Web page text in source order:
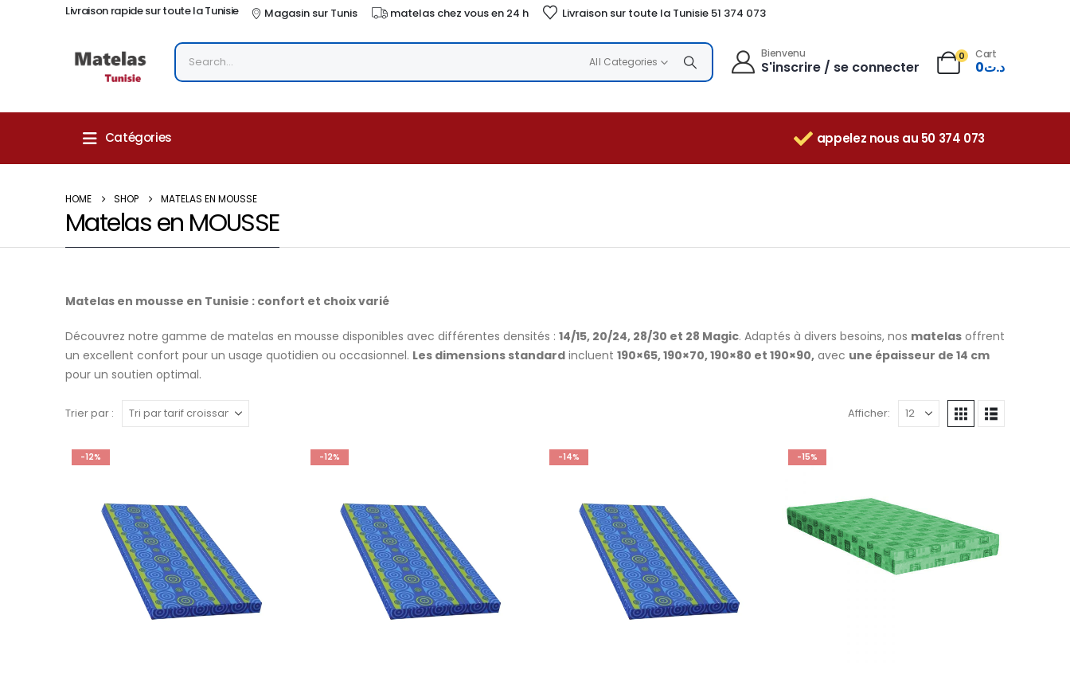
Livraison rapide sur toute la Tunisie Magasin sur Tunis matelas chez vous en 24 h Livraison sur toute la Tunisie 51 374 073
All Categories
Bienvenu
S'inscrire / se connecter
0 Cart
د.ت0
Catégories appelez nous au 50 374 073
HOME SHOP MATELAS EN MOUSSE
Matelas en MOUSSE
Matelas en mousse en Tunisie : confort et choix varié
Découvrez notre gamme de matelas en mousse disponibles avec différentes densités : 14/15, 20/24, 28/30 et 28 Magic. Adaptés à divers besoins, nos matelas offrent
un excellent confort pour un usage quotidien ou occasionnel. Les dimensions standard incluent 190×65, 190×70, 190×80 et 190×90, avec une épaisseur de 14 cm
pour un soutien optimal.
Trier par : Afficher:
-12% -12% -14% -15%